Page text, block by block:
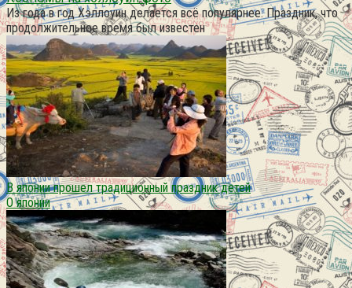
Из года в год Хэллоуин делается всё популярнее. Праздник, что
продолжительное время был известен
В японии прошел традиционный праздник детей
О японии